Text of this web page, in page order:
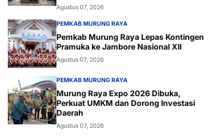
Agustus 07, 2026
PEMKAB MURUNG RAYA
Pemkab Murung Raya Lepas Kontingen
Pramuka ke Jambore Nasional XII
Agustus 07, 2026
PEMKAB MURUNG RAYA
Murung Raya Expo 2026 Dibuka,
Perkuat UMKM dan Dorong Investasi
Daerah
Agustus 07, 2026